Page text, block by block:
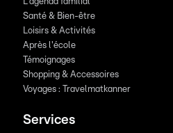
L'agenda familial
Santé & Bien-être
Loisirs & Activités
Après l'école
Témoignages
Shopping & Accessoires
Voyages : Travelmatkanner
Services